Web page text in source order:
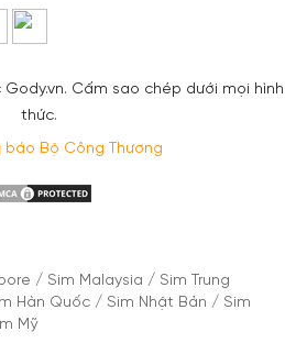
Cấm sao chép dưới mọi hình
thức.
/ Sim Malaysia / Sim Trung
Hàn Quốc / Sim Nhật Bản / Sim
Mỹ